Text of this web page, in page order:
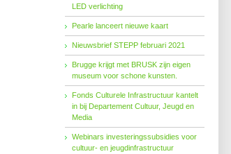
LED verlichting
Pearle lanceert nieuwe kaart
Nieuwsbrief STEPP februari 2021
Brugge krijgt met BRUSK zijn eigen
museum voor schone kunsten.
Fonds Cul­tu­re­le In­fra­struc­tuur kan­telt
in bij De­par­te­ment Cul­tuur, Jeugd en
Me­dia
Webinars investeringssubsidies voor
cultuur- en jeugdinfrastructuur